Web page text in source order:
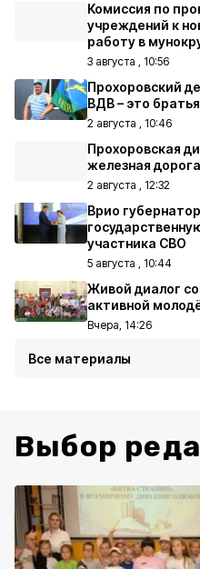
Комиссия по
учреждений к
работу в
3 августа , 10:56
Прохоровский
ВДВ – это
2 августа , 10:46
Прохоровская
железная
2 августа , 12:32
Врио
участника СВО
5 августа , 10:44
Живой диалог
активной
Вчера, 14:26
Все материалы
Выбор